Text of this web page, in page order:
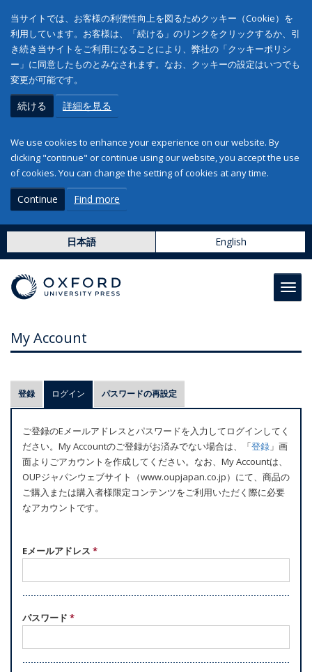
当サイトでは、お客様の利便性向上を図るためクッキー（Cookie）を
利用しています。お客様は、「続ける」のリンクをクリックするか、引
き続き当サイトをご利用になることにより、弊社の「クッキーポリシ
ー」に同意したものとみなされます。なお、クッキーの設定はいつでも
変更が可能です。
続ける 詳細を見る
We use cookies to enhance your experience on our website. By
clicking "continue" or continue using our website, you accept the use
of cookies. You can change the setting of cookies at any time.
Continue Find more
日本語 English
My Account
プ
ラ
マ
リ
ー
タ
ブ
登録 ログイン (アクティブなタブ)
パスワードの再設定
ご登録のEメールアドレスとパスワードを入力してログインしてく
ださい。My Accountのご登録がお済みでない場合は、「登録 」画
面よりごアカウントを作成してください。なお、My Accountは、
OUPジャパンウェブサイト（www.oupjapan.co.jp）にて、商品の
ご購入または購入者様限定コンテンツをご利用いただく際に必要
なアカウントです。
Eメールアドレス *
パスワード *